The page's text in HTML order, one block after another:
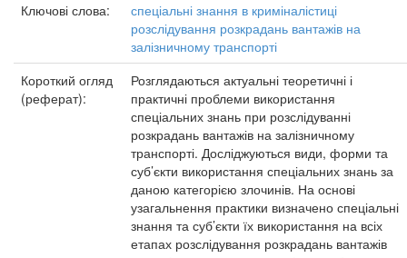
Ключові слова:
спеціальні знання в криміналістиці
розслідування розкрадань вантажів на
залізничному транспорті
Короткий огляд
(реферат):
Розглядаються актуальні теоретичні і
практичні проблеми використання
спеціальних знань при розслідуванні
розкрадань вантажів на залізничному
транспорті. Досліджуються види, форми та
суб’єкти використання спеціальних знань за
даною категорією злочинів. На основі
узагальнення практики визначено спеціальні
знання та суб’єкти їх використання на всіх
етапах розслідування розкрадань вантажів